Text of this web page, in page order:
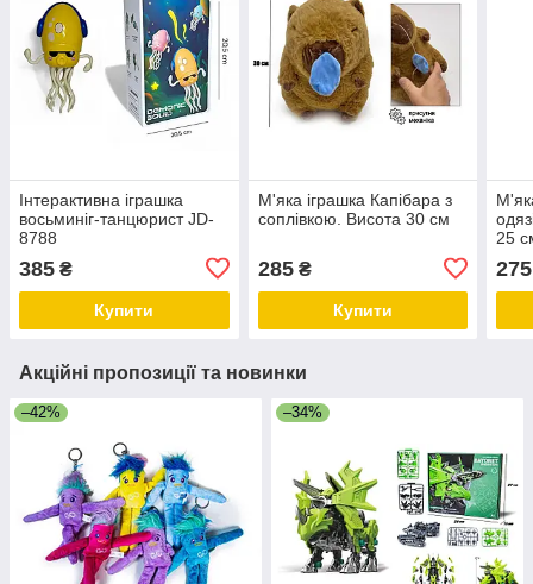
Інтерактивна іграшка
восьминіг-танцюрист JD-
8788
385 ₴
Купити
М'яка іграшка Капібара з
соплівкою. Висота 30 см
285₴
Купити
25
275
Акційні пропозиції та новинки
–42% –34%